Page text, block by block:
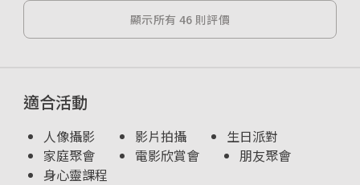
顯示所有 46 則評價
適合活動
人像攝影 影片拍攝
生日派對
家庭聚會
電影欣賞會
朋友聚會
身心靈課程